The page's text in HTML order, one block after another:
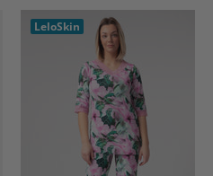
LeloSkin